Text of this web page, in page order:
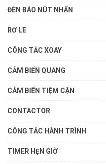
ĐÈN BÁO NÚT NHẤN
RƠ LE
CÔNG TẮC XOAY
CẢM BIẾN QUANG
CẢM BIẾN TIỆM CẬN
CONTACTOR
CÔNG TẮC HÀNH TRÌNH
TIMER HẸN GIỜ